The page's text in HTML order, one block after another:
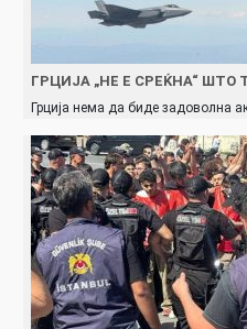
ГРЦИЈА „НЕ Е СРЕЌНА“ ШТО
Грција нема да биде задоволна